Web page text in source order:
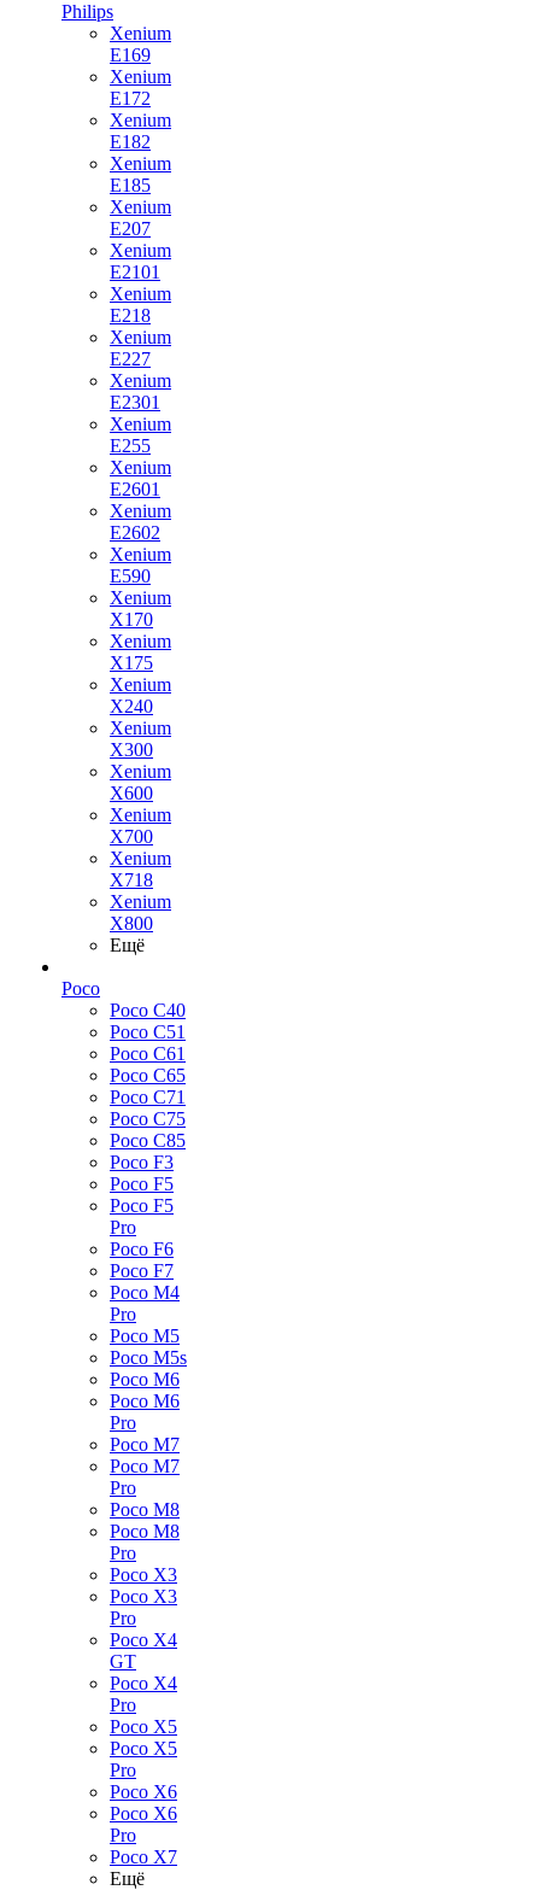
Philips
Xenium
E169
Xenium
E172
Xenium
E182
Xenium
E185
Xenium
E207
Xenium
E2101
Xenium
E218
Xenium
E227
Xenium
E2301
Xenium
E255
Xenium
E2601
Xenium
E2602
Xenium
E590
Xenium
X170
Xenium
X175
Xenium
X240
Xenium
X300
Xenium
X600
Xenium
X700
Xenium
X718
Xenium
X800
Ещё
Poco
Poco C40
Poco C51
Poco C61
Poco C65
Poco C71
Poco C75
Poco C85
Poco F3
Poco F5
Poco F5
Pro
Poco F6
Poco F7
Poco M4
Pro
Poco M5
Poco M5s
Poco M6
Poco M6
Pro
Poco M7
Poco M7
Pro
Poco M8
Poco M8
Pro
Poco X3
Poco X3
Pro
Poco X4
GT
Poco X4
Pro
Poco X5
Poco X5
Pro
Poco X6
Poco X6
Pro
Poco X7
Ещё